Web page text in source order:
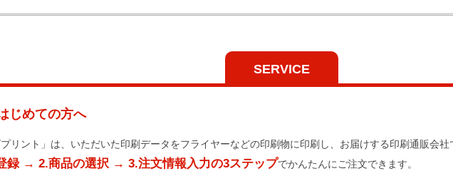
SERVICE
じめての方へ
プリント」は、いただいた印刷データをフライヤーなどの印刷物に印刷し、お届けする印刷通販会社
録 → 2.商品の選択 → 3.注文情報入力の3ステップでかんたんにご注文できます。